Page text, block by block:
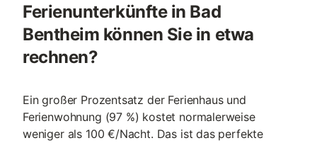
Ferienunterkünfte in Bad
Bentheim können Sie in etwa
rechnen?
Ein großer Prozentsatz der Ferienhaus und
Ferienwohnung (97 %) kostet normalerweise
weniger als 100 €/Nacht. Das ist das perfekte